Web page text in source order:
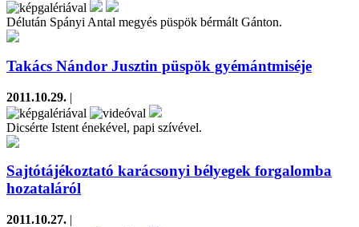
Délután Spányi Antal megyés püspök bérmált Gánton.
Takács Nándor Jusztin püspök gyémántmiséje
2011.10.29. |
Dicsérte Istent énekével, papi szívével.
Sajtótájékoztató karácsonyi bélyegek forgalomba
hozataláról
2011.10.27. |